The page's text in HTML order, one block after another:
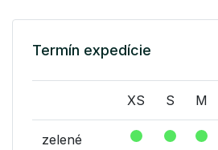
Termín expedície
XS S M
zelené